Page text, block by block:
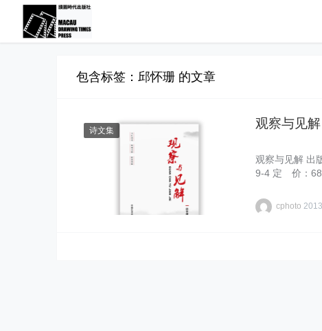
包含标签：邱怀珊 的文章
诗文集 观察与见解
观察与见解 出
9-4 定 价：68
cphoto